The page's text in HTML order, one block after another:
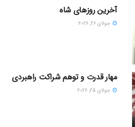
آخرین روزهای شاه
جولای 26, 2026
مهار قدرت و توهم شراکت راهبردی
جولای 25, 2026